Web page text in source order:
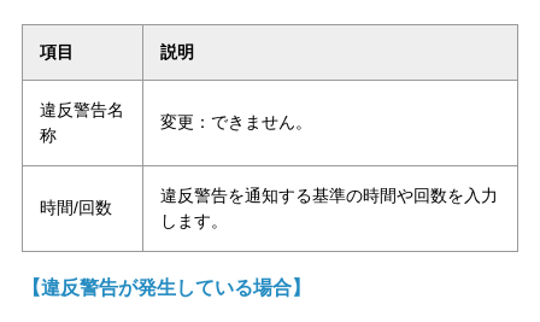
項目 説明
違反警告名
称
変更：できません。
時間/回数
違反警告を通知する基準の時間や回数を入力
します。
【違反警告が発生している場合】